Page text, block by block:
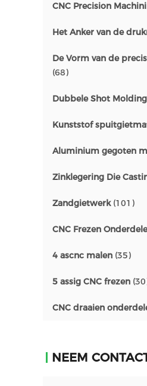
CNC Precision
Het Anker van de
De Vorm van de
(68)
Dubbele Shot Molding
Kunststof
Aluminium gegoten
Zinklegering Die
Zandgietwerk(101)
CNC Frezen
4 ascnc malen (35)
5 assig CNC frezen
CNC draaien